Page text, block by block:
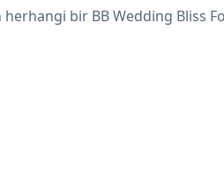
bir BB Wedding Bliss